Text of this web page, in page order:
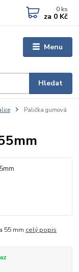
Menu
Hledat
0 ks
za 0 Kč
Palička gumová
55 mm celý popis